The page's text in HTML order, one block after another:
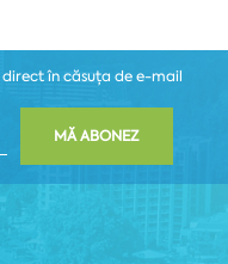
în căsuța de e-mail
MĂ ABONEZ